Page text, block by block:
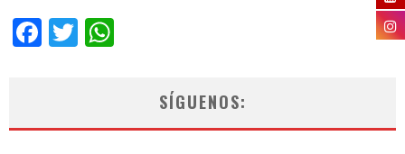
Facebook
Twitter
SÍGUENOS: